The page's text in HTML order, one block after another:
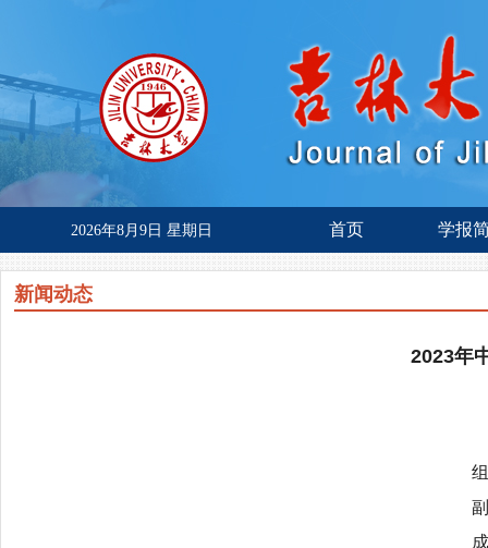
2026年8月9日 星期日 首页 学报
新闻动态
2023年
组 长：陈
副组长：张
成 员：吴立航 赵立